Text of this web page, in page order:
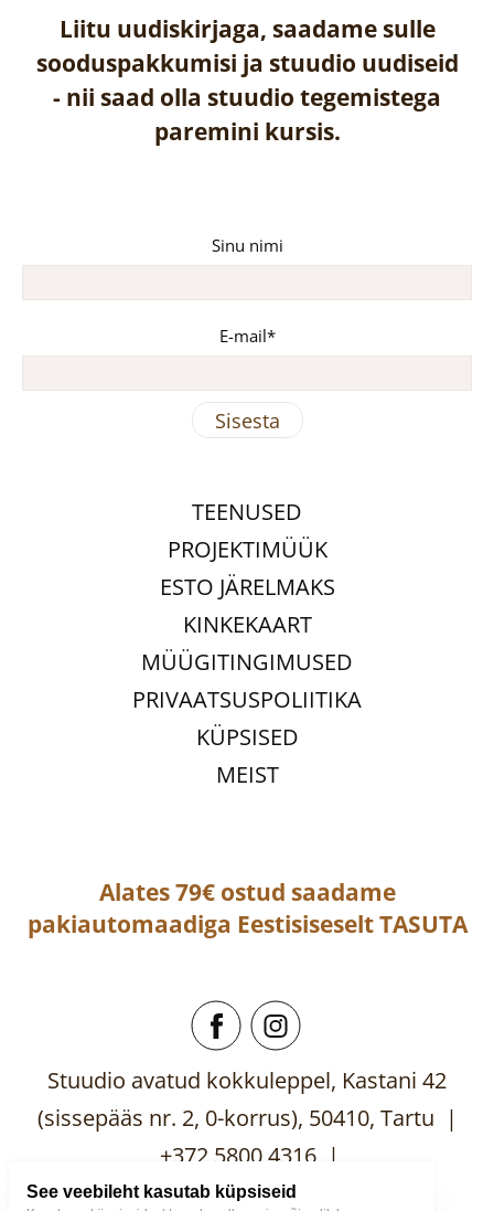
Liitu uudiskirjaga, saadame sulle
sooduspakkumisi ja stuudio uudiseid
- nii saad olla stuudio tegemistega
paremini kursis.
Sinu nimi
E-mail
TEENUSED
PROJEKTIMÜÜK
ESTO JÄRELMAKS
KINKEKAART
MÜÜGITINGIMUSED
PRIVAATSUSPOLIITIKA
KÜPSISED
MEIST
Alates 79€ ostud saadame
pakiautomaadiga EestisiseseltTASUTA
Stuudio avatud kokkuleppel, Kastani 42
(sissepääs nr. 2, 0-korrus), 50410, Tartu |
+372 5800 4316 |
mooblistuudio@gmail.com
See veebileht kasutab küpsiseid